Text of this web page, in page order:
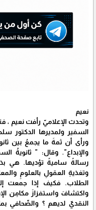
نعيم
وتحدث الإعلاميّ رأفت نعيم ،
السفير ولمديرها الدكتور
ورأى أن ثمةَ ما يجمعُ بين
والإبداع". وقال: " ثانويةُ
رسالةً ساميةً تؤديها. هي
وتغذيةِ العقولِ بالعلومِ
الطلاب. فكيف إذا جمعت
واكتشافَ واستفزازَ مكامِن
النقديّ لديهم ؟ والصِّحافي